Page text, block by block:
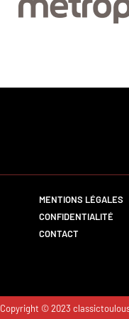
MENTIONS LÉGALES
CONFIDENTIALITÉ
CONTACT
Copyright © 2023